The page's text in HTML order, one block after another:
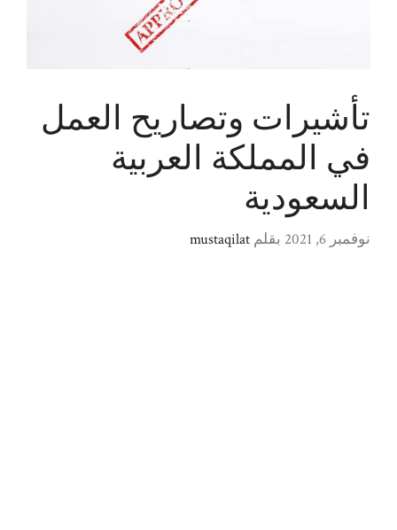
تأشيرات وتصاريح العمل
في المملكة العربية
السعودية
نوفمبر 6, 2021 بقلم mustaqilat